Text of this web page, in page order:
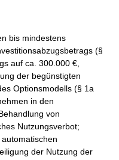
bis mindestens
(§
auf ca. 300.000 €,
der begünstigten
Optionsmodells (§ 1a
in den
von
Nutzungsverbot;
der Nutzung der